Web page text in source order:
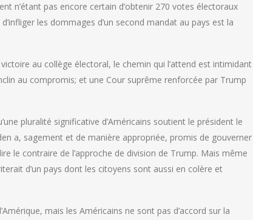
n’étant pas encore certain d’obtenir 270 votes électoraux
les dommages d’un second mandat au pays est la
au collège électoral, le chemin qui l’attend est intimidant
au compromis; et une Cour suprême renforcée par Trump
pluralité significative d’Américains soutient le président le
a, sagement et de manière appropriée, promis de gouverner
le contraire de l’approche de division de Trump. Mais même
d’un pays dont les citoyens sont aussi en colère et
mais les Américains ne sont pas d’accord sur la